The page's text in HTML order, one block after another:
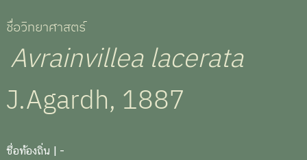
ชื่อวิทยาศาสตร์
Avrainvillea lacerata
J.Agardh, 1887
ชื่อท้องถิ่น | -